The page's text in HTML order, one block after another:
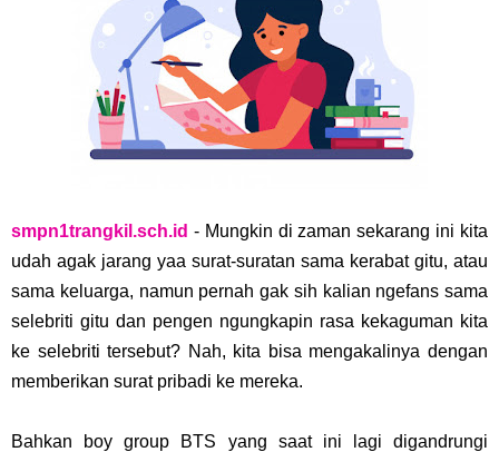
smpn1trangkil.sch.id - Mungkin di zaman sekarang ini kita
udah agak jarang yaa surat-suratan sama kerabat gitu, atau
sama keluarga, namun pernah gak sih kalian ngefans sama
selebriti gitu dan pengen ngungkapin rasa kekaguman kita
ke selebriti tersebut? Nah, kita bisa mengakalinya dengan
memberikan surat pribadi ke mereka.
Bahkan boy group BTS yang saat ini lagi digandrungi